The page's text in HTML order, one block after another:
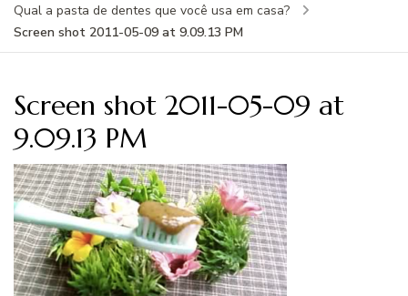
Qual a pasta de dentes que você usa em casa?
Screen shot 2011-05-09 at 9.09.13 PM
Screen shot 2011-05-09 at
9.09.13 PM